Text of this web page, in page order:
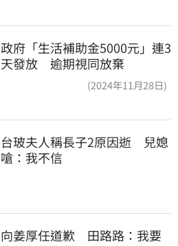
政府「生活補助金5000元」連3
天發放 逾期視同放棄
(2024年11月28日)
台玻夫人稱長子2原因逝　兒媳
嗆：我不信
向姜厚任道歉　田路路：我要